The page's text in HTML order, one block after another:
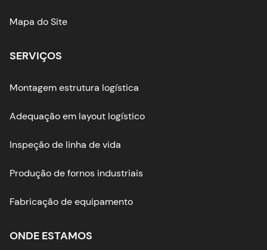
Mapa do Site
SERVIÇOS
Montagem estrutura logística
Adequação em layout logístico
Inspeção de linha de vida
Produção de fornos industriais
Fabricação de equipamento
ONDE ESTAMOS